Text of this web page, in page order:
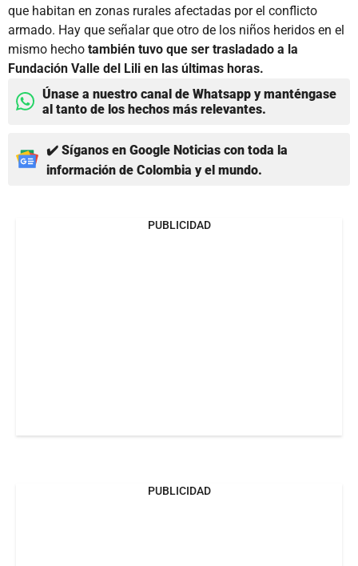
que habitan en zonas rurales afectadas por el conflicto
armado. Hay que señalar que otro de los niños heridos en el
mismo hecho también tuvo que ser trasladado a la
Fundación Valle del Lili en las últimas horas.
Únase a nuestro canal de Whatsapp y manténgase
al tanto de los hechos más relevantes.
✔️ Síganos en Google Noticias con toda la
información de Colombia y el mundo.
PUBLICIDAD
PUBLICIDAD